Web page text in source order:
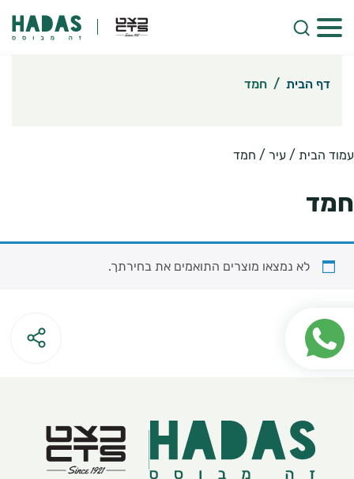
דף הבית / חמד
עמוד הבית / עיר / חמד
חמד
לא נמצאו מוצרים התואמים את בחירתך.